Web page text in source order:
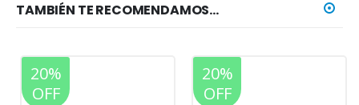
TAMBIÉN TE RECOMENDAMOS…
20%
OFF
20%
OFF